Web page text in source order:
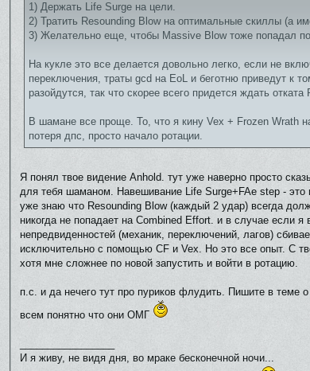
1) Держать Life Surge на цели.
2) Тратить Resounding Blow на оптимальные скиллы (а
3) Желательно еще, чтобы Massive Blow тоже попадал
На кукле это все делается довольно легко, если не
переключения, траты gcd на EoL и беготню приведут к
разойдутся, так что скорее всего придется ждать
В шамане все проще. То, что я кину Vex + Frozen Wrath
потеря дпс, просто начало ротации.
Я понял твое видение Anhold. тут уже наверно просто
для тебя шаманом. Навешивание Life Surge+FAe step -
уже знаю что Resounding Blow (каждый 2 удар) всегда
никогда не попадает на Combined Effort. и в случае если я
непредвиденностей (механик, переключений, лагов)
исключительно с помощью CF и Vex. Но это все опыт. С
хотя мне сложнее по новой запустить и войти в ротацию.
п.с. и да нечего тут про пуриков флудить. Пишите в теме о
всем понятно что они ОМГ
И я живу, не видя дня, во мраке бесконечной ночи...